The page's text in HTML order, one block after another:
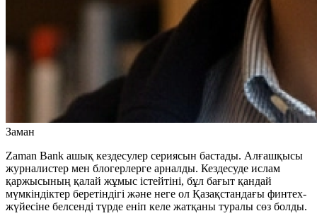
Заман
Zaman Bank ашық кездесулер сериясын бастады. Алғашқысы
журналистер мен блогерлерге арналды. Кездесуде ислам
қаржысының қалай жұмыс істейтіні, бұл бағыт қандай
мүмкіндіктер беретіндігі және неге ол Қазақстандағы финтех-
жүйесіне белсенді түрде еніп келе жатқаны туралы сөз болды.